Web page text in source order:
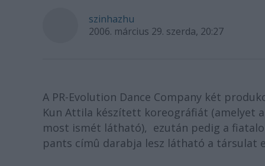
szinhazhu
2006. március 29. szerda, 20:27
A PR-Evolution Dance Company két
Kun Attila készített koreográfiát (amelyet
most ismét látható), ezután pedig a
pants címû darabja lesz látható a társulat